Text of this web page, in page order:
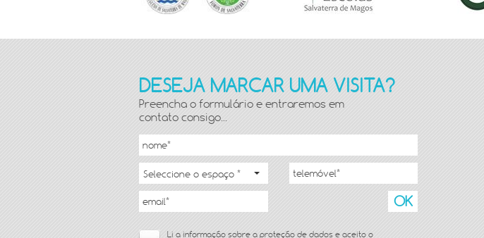
DESEJA MARCAR UMA VISITA?
Preencha o formulário e entraremos em
contato consigo...
Seleccione o espaço *
Li a informação sobre a proteção de dados e aceito o